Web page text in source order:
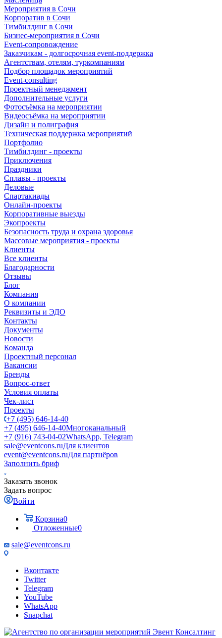
Мероприятия в Сочи
Корпоратив в Сочи
Тимбилдинг в Сочи
Бизнес-мероприятия в Сочи
Event-сопровождение
Заказчикам - долгосрочная event-поддержка
Агентствам, отелям, туркомпаниям
Подбор площадок мероприятий
Event-consulting
Проектный менеджмент
Дополнительные услуги
Фотосъёмка на мероприятии
Видеосъёмка на мероприятии
Дизайн и полиграфия
Техническая поддержка мероприятий
Портфолио
Тимбилдинг - проекты
Приключения
Праздники
Сплавы - проекты
Деловые
Спартакиады
Онлайн-проекты
Корпоративные выезды
Экопроекты
Безопасность труда и охрана здоровья
Массовые мероприятия - проекты
Клиенты
Все клиенты
Благодарности
Отзывы
Блог
Компания
О компании
Реквизиты и ЭДО
Контакты
Документы
Новости
Команда
Проектный персонал
Вакансии
Бренды
Вопрос-ответ
Условия оплаты
Чек-лист
Проекты
+7 (495) 646-14-40
+7 (495) 646-14-40Многоканальный
+7 (916) 743-04-02WhatsApp, Telegram
sale@eventcons.ruДля клиентов
event@eventcons.ruДля партнёров
Заполнить бриф
Заказать звонок
Задать вопрос
Войти
Корзина0
Отложенные0
sale@eventcons.ru
Вконтакте
Twitter
Telegram
YouTube
WhatsApp
Snapchat